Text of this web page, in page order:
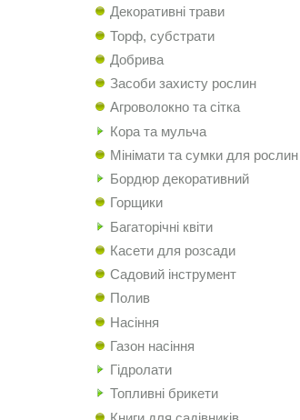
Декоративні трави
Торф, субстрати
Добрива
Засоби захисту рослин
Агроволокно та сітка
Кора та мульча
Мінімати та сумки для рослин
Бордюр декоративний
Горщики
Багаторічні квіти
Касети для розсади
Садовий інструмент
Полив
Насіння
Газон насіння
Гідролати
Топливні брикети